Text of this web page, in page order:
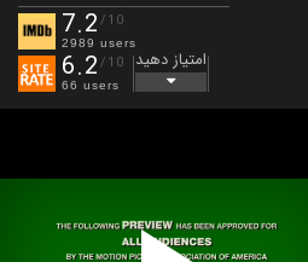
7.2 /10
2989 users
6.2 /10
66 users
امتیاز دهید